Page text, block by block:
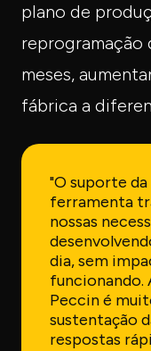
plano de
reprogramação
meses,
fábrica a
"O suporte
ferramenta
nossas
dia, sem
funcionando.
Peccin é
sustentação
respostas